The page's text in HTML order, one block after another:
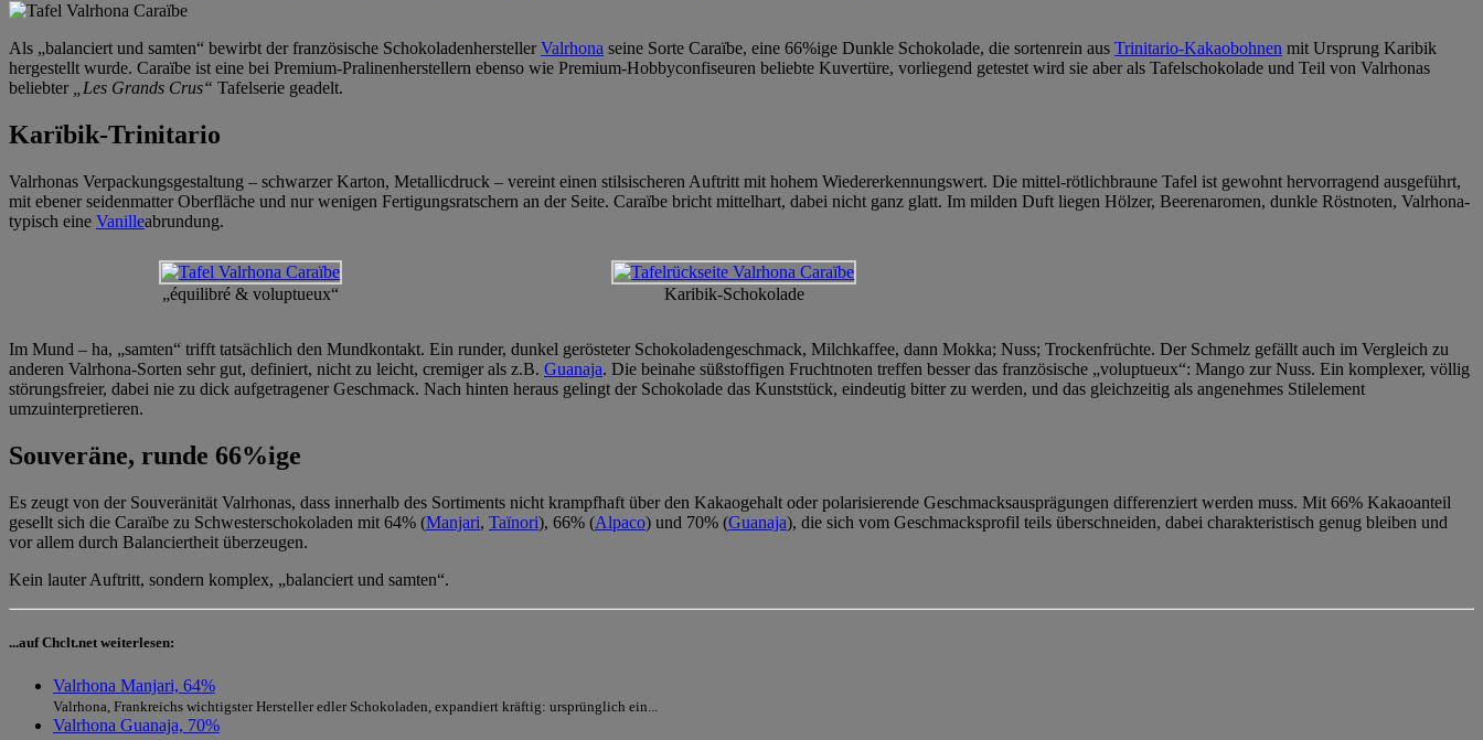
Als „balanciert und samten“ bewirbt der französische SchokoladenherstellerValrhona seine Sorte Caraïbe, eine 66%ige Dunkle Schokolade, die sortenrein aus Trinitario-Kakaobohnen mit Ursprung Karibik
hergestellt wurde. Caraïbe ist eine bei Premium-Pralinenherstellern ebenso wie Premium-Hobbyconfiseuren beliebte Kuvertüre, vorliegend getestet wird sie aber als Tafelschokolade und Teil von Valrhonas
beliebter
„Les Grands Crus“ Tafelserie geadelt.
Karïbik-Trinitario
Valrhonas Verpackungsgestaltung – schwarzer Karton, Metallicdruck – vereint einen stilsischeren Auftritt mit hohem Wiedererkennungswert. Die mittel-rötlichbraune Tafel ist gewohnt hervorragend ausgeführt,
mit ebener seidenmatter Oberfläche und nur wenigen Fertigungsratschern an der Seite. Caraïbe bricht mittelhart, dabei nicht ganz glatt. Im milden Duft liegen Hölzer, Beerenaromen, dunkle Röstnoten, Valrhona-
typisch eine Vanilleabrundung.
„équilibré & voluptueux“ Karibik-Schokolade
Im Mund – ha, „samten“ trifft tatsächlich den Mundkontakt. Ein runder, dunkel gerösteter Schokoladengeschmack, Milchkaffee, dann Mokka; Nuss; Trockenfrüchte. Der Schmelz gefällt auch im Vergleich zu
anderen Valrhona-Sorten sehr gut, definiert, nicht zu leicht, cremiger als z.B. Guanaja. Die beinahe süßstoffigen Fruchtnoten treffen besser das französische „voluptueux“: Mango zur Nuss. Ein komplexer, völlig
störungsfreier, dabei nie zu dick aufgetragener Geschmack. Nach hinten heraus gelingt der Schokolade das Kunststück, eindeutig bitter zu werden, und das gleichzeitig als angenehmes Stilelement
umzuinterpretieren.
Souveräne, runde 66%ige
Es zeugt von der Souveränität Valrhonas, dass innerhalb des Sortiments nicht krampfhaft über den Kakaogehalt oder polarisierende Geschmacksausprägungen differenziert werden muss. Mit 66% Kakaoanteil
gesellt sich die Caraïbe zu Schwesterschokoladen mit 64% (Manjari, Taïnori), 66% (Alpaco) und 70% (Guanaja), die sich vom Geschmacksprofil teils überschneiden, dabei charakteristisch genug bleiben und
vor allem durch Balanciertheit überzeugen.
Kein lauter Auftritt, sondern komplex, „balanciert und samten“.
...auf Chclt.net weiterlesen:
Valrhona Manjari, 64%
Valrhona, Frankreichs wichtigster Hersteller edler Schokoladen, expandiert kräftig: ursprünglich ein...
Valrhona Guanaja, 70%